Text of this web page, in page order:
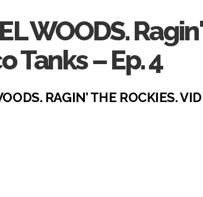
WOODS.
Tanks – Ep. 4
RAGIN’ THE ROCKIES.